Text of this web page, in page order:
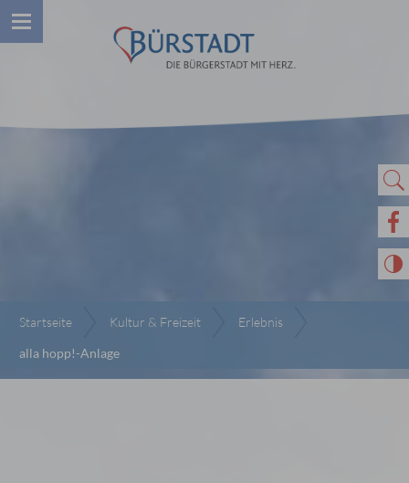
Startseite Kultur & Freizeit
Erlebnis
alla hopp!-Anlage